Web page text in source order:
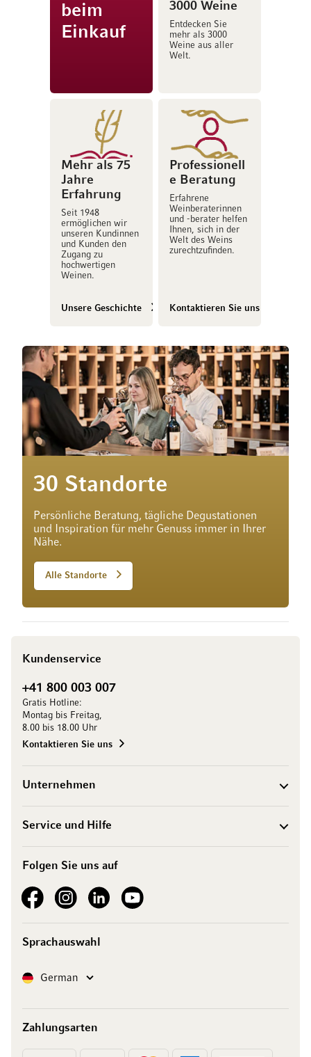
beim
Einkauf
3000 Weine
Entdecken Sie
mehr als 3000
Weine aus aller
Welt.
Mehr als 75
Jahre
Erfahrung
Seit 1948
ermöglichen wir
unseren Kundinnen
und Kunden den
Zugang zu
hochwertigen
Weinen.
Unsere Geschichte
Professionell
e Beratung
Erfahrene
Weinberaterinnen
und -berater helfen
Ihnen, sich in der
Welt des Weins
zurechtzufinden.
Kontaktieren Sie uns
30 Standorte
Persönliche Beratung, tägliche Degustationen
und Inspiration für mehr Genuss immer in Ihrer
Nähe.
Alle Standorte
Kundenservice
+41 800 003 007
Gratis Hotline:
Montag bis Freitag,
8.00 bis 18.00 Uhr
Kontaktieren Sie uns
Unternehmen
Service und Hilfe
Folgen Sie uns auf
See our FacebookSee our Instagram account
See our LinkedInSee our YouTube channel
Sprachauswahl
SpracheGerman
Zahlungsarten